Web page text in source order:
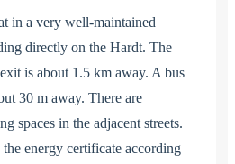
in a very well-maintained
directly on the Hardt. The
is about 1.5 km away. A bus
30 m away. There are
spaces in the adjacent streets.
energy certificate according